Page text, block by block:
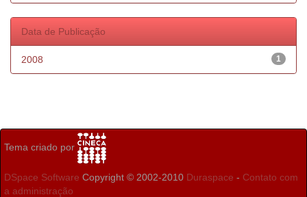
Data de Publicação
1
2008
Tema criado por
DSpace Software Copyright © 2002-2010 Duraspace - Contato com
a administração